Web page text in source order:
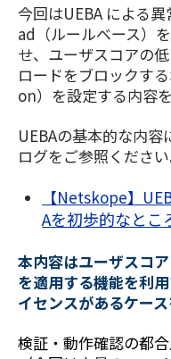
今回はUEBA による
ad（ルールベース）
せ、ユーザスコアの
ロードをブロックす
on）を設定する内容
UEBAの基本的な内
ログをご参照ください
【Netskope】
Aを初歩的なとこ
本内容はユーザスコ
を適用する機能を利
イセンスがあるケース
検証・動作確認の都